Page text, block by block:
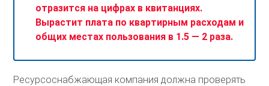
отразится на цифрах в квитанциях.
Вырастит плата по квартирным расходам и
общих местах пользования в 1.5 — 2 раза.
Ресурсоснабжающая компания должна проверять